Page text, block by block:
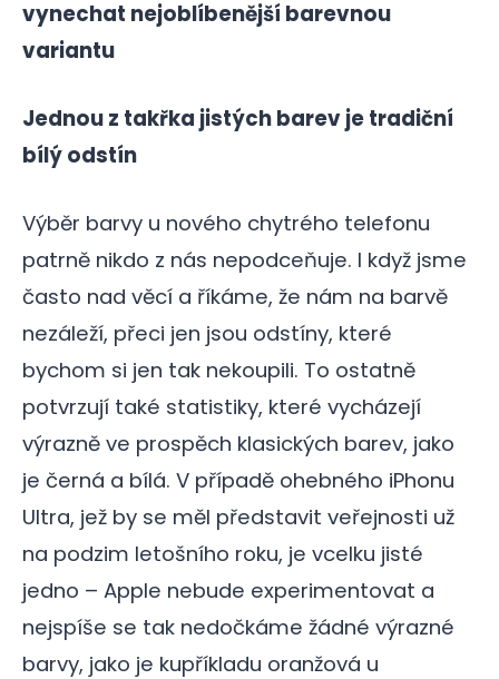
vynechat nejoblíbenější barevnou
variantu
Jednou z takřka jistých barev je tradiční
bílý odstín
Výběr barvy u nového chytrého telefonu
patrně nikdo z nás nepodceňuje. I když jsme
často nad věcí a říkáme, že nám na barvě
nezáleží, přeci jen jsou odstíny, které
bychom si jen tak nekoupili. To ostatně
potvrzují také statistiky, které vycházejí
výrazně ve prospěch klasických barev, jako
je černá a bílá. V případě ohebného iPhonu
Ultra, jež by se měl představit veřejnosti už
na podzim letošního roku, je vcelku jisté
jedno – Apple nebude experimentovat a
nejspíše se tak nedočkáme žádné výrazné
barvy, jako je kupříkladu oranžová u